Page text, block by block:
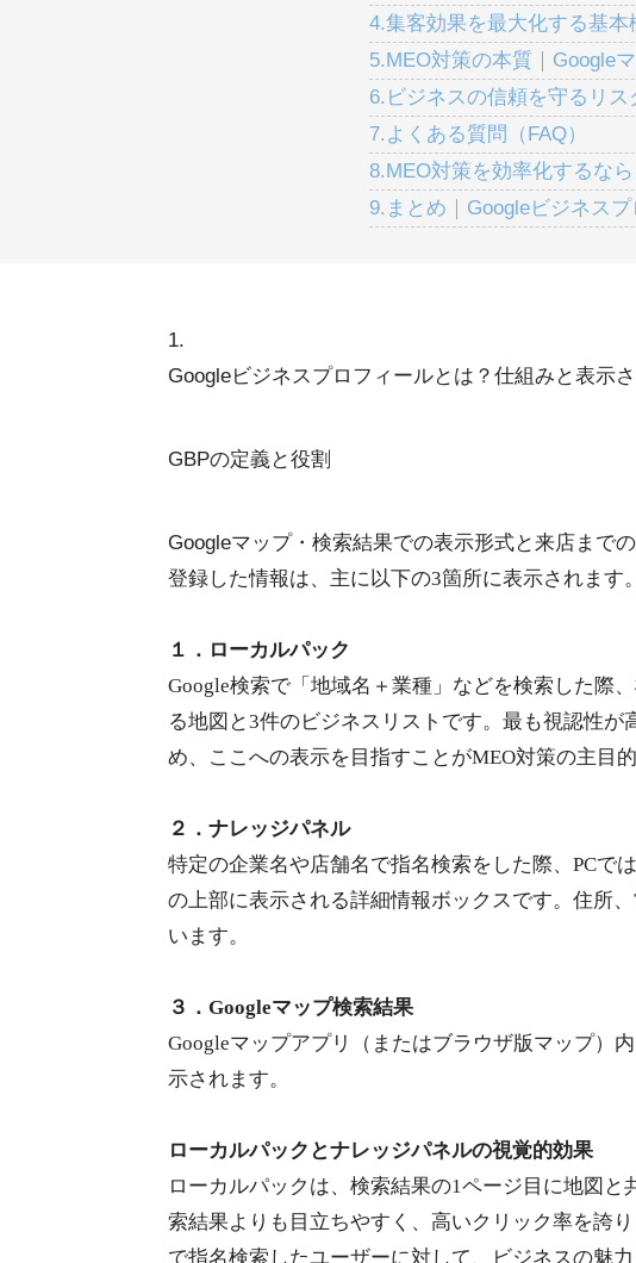
4.集客効果を最大化する基本
5.MEO対策の本質｜Google
6.ビジネスの信頼を守るリ
7.よくある質問（FAQ）
8.MEO対策を効率化するな
9.まとめ｜Googleビジネス
1.
Googleビジネスプロフィールとは？仕組みと表示
GBPの定義と役割
Googleマップ・検索結果での表示形式と来店まで
登録した情報は、主に以下の3箇所に表示されます。
１．ローカルパック
Google検索で「地域名＋業種」などを検索した際
る地図と3件のビジネスリストです。最も視認性が
め、ここへの表示を目指すことがMEO対策の主目的
２．ナレッジパネル
特定の企業名や店舗名で指名検索をした際、PCで
の上部に表示される詳細情報ボックスです。住所
います。
３．Googleマップ検索結果
Googleマップアプリ（またはブラウザ版マップ）
示されます。
ローカルパックとナレッジパネルの視覚的効果
ローカルパックは、検索結果の1ページ目に地図
索結果よりも目立ちやすく、高いクリック率を誇
で指名検索したユーザーに対して、ビジネスの魅